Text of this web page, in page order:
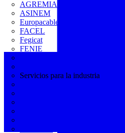
AGREMIA
ASINEM
Europacable
FACEL
Fegicat
FENIE
Servicios para la industria